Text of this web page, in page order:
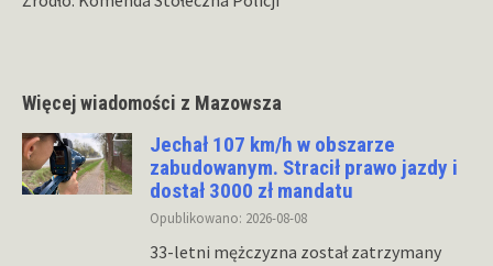
Więcej wiadomości z Mazowsza
Jechał 107 km/h w obszarze
zabudowanym. Stracił prawo jazdy i
dostał 3000 zł mandatu
Opublikowano: 2026-08-08
33-letni mężczyzna został zatrzymany